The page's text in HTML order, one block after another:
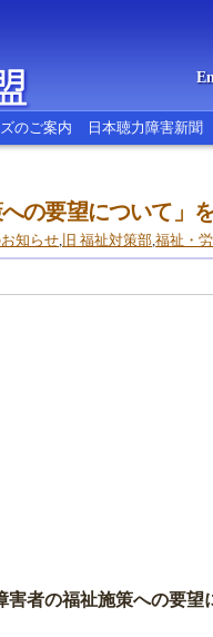
のご案内 日本聴力障害新聞
の要望について」
知らせ, 旧 福祉対策部,福祉・
害者の福祉施策への要望